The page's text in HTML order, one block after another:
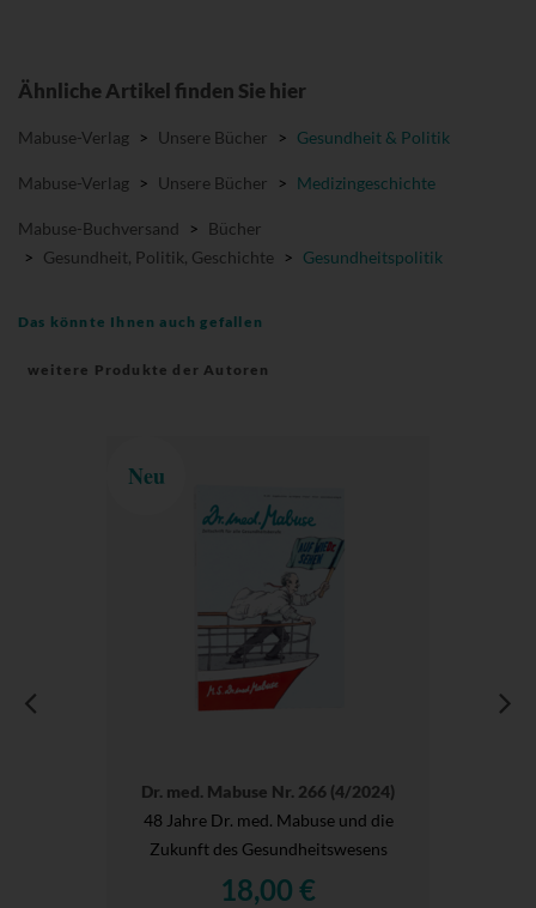
Ähnliche Artikel finden Sie hier
Mabuse-Verlag > Unsere Bücher > Gesundheit & Politik
Mabuse-Verlag > Unsere Bücher > Medizingeschichte
Mabuse-Buchversand > Bücher
> Gesundheit, Politik, Geschichte > Gesundheitspolitik
Das könnte Ihnen auch gefallen
weitere Produkte der Autoren
Neu
Dr. med. Mabuse Nr. 266 (4/2024)
48 Jahre Dr. med. Mabuse und die
Zukunft des Gesundheitswesens
18,00 €